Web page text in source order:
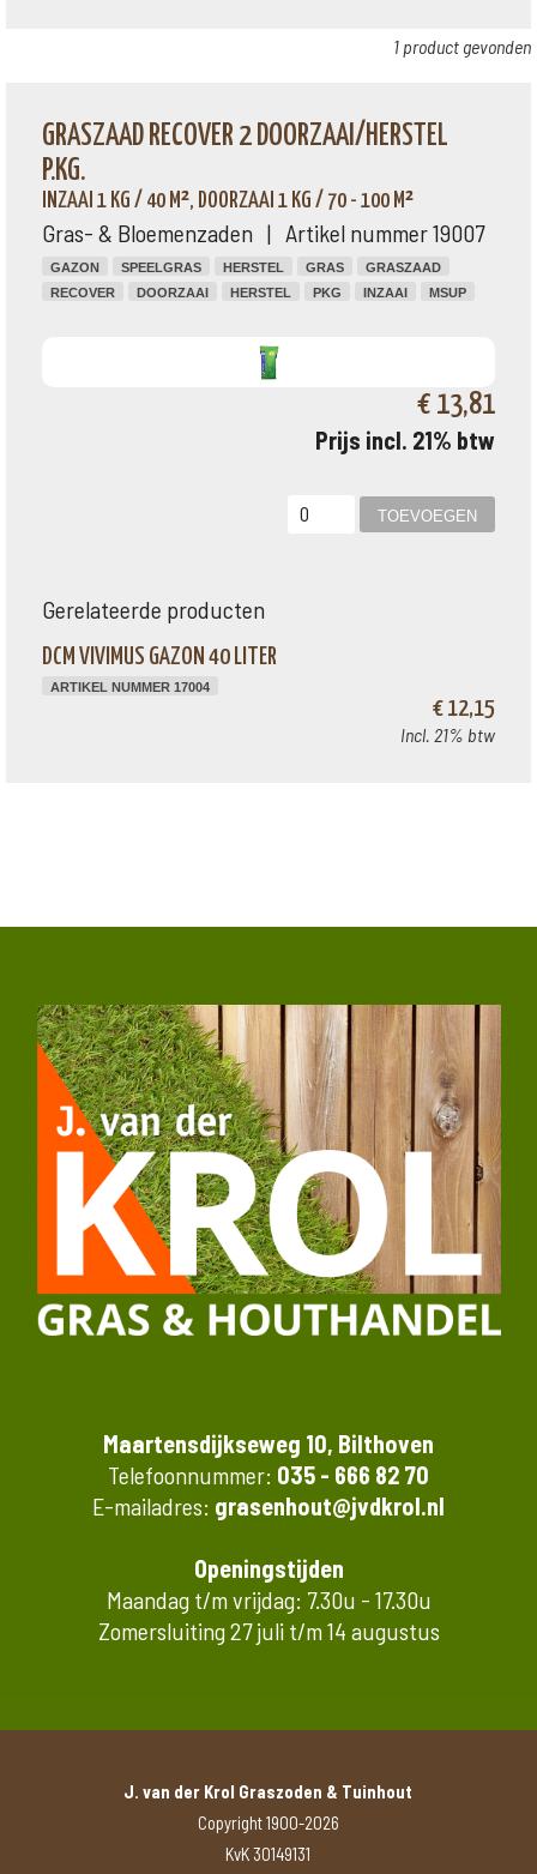
1 product gevonden
GRASZAAD RECOVER 2 DOORZAAI/HERSTEL
P.KG.
INZAAI 1 KG / 40 M², DOORZAAI 1 KG / 70 - 100 M²
Gras- & Bloemenzaden | Artikel nummer 19007
GAZON SPEELGRAS HERSTEL GRAS
GRASZAAD
RECOVER
DOORZAAI HERSTEL PKG INZAAI MSUP
€ 13,81
Prijs incl. 21% btw
Gerelateerde producten
DCM VIVIMUS GAZON 40 LITER
ARTIKEL NUMMER 17004
€ 12,15
Incl. 21% btw
Maartensdijkseweg 10, Bilthoven
Telefoonnummer: 035 - 666 82 70
E-mailadres: grasenhout@jvdkrol.nl
Openingstijden
Maandag t/m vrijdag: 7.30u - 17.30u
Zomersluiting 27 juli t/m 14 augustus
J. van der Krol Graszoden & Tuinhout
Copyright 1900-2026
KvK 30149131